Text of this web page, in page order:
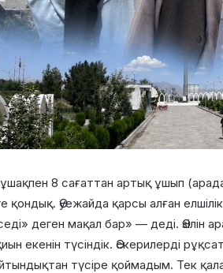
ұшақпен 8 сағаттан артық ұшып
қондық. Әуежайда қарсы алған
деген мақал бар» — деді. Әзілін
екенін түсіндік. Әскерилерді
түсіре қоймадым. Тек